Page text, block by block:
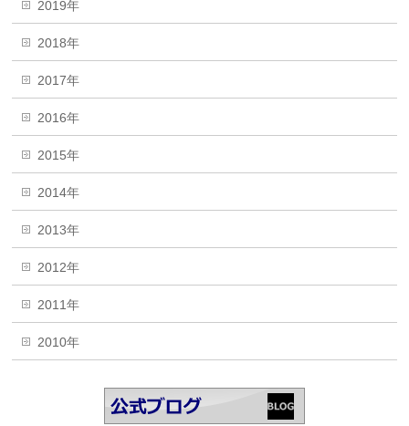
2019年
2018年
2017年
2016年
2015年
2014年
2013年
2012年
2011年
2010年